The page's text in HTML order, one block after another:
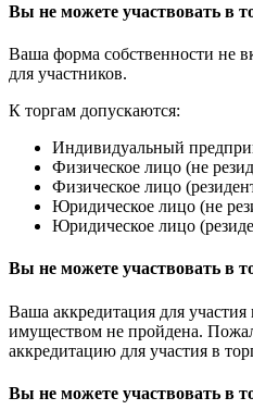
Вы не можете участвовать в
Ваша форма собственности не
для участников.
К торгам допускаются:
Индивидуальный
Физическое лицо (не
Физическое лицо
Юридическое лицо (не
Юридическое лицо
Вы не можете участвовать в
Ваша аккредитация для участия
имуществом не пройдена.
аккредитацию для участия в
Вы не можете участвовать в